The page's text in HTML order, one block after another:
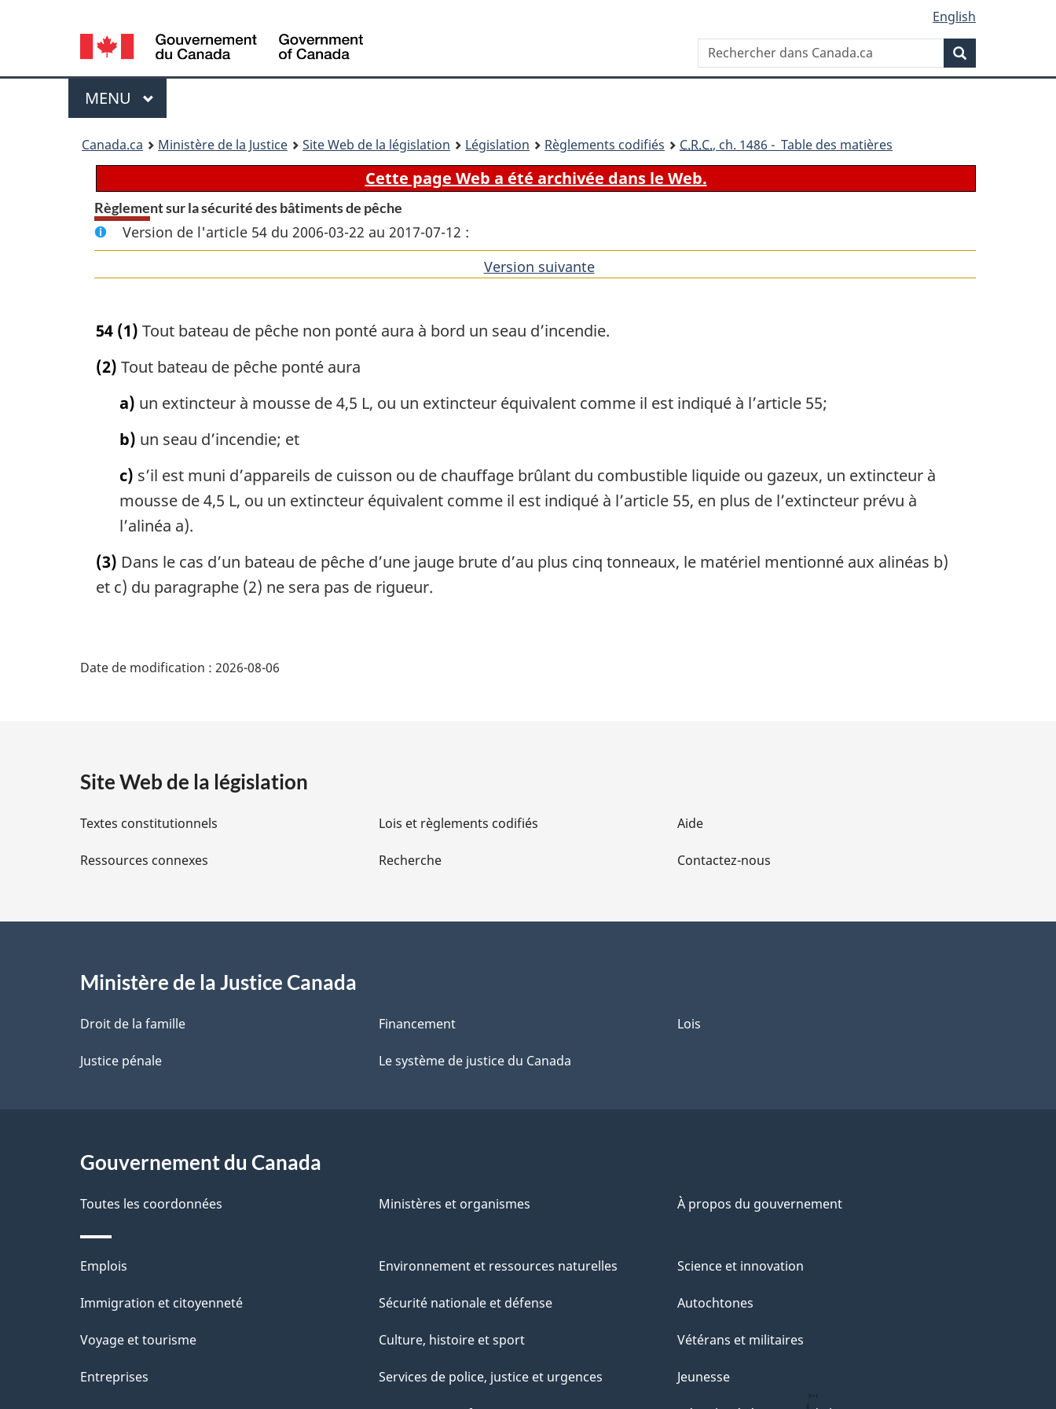
principal
À
site
version
Language
selection
English
Rechercher
dans
Canada.ca
Menu
MENU PRINCIPAL
Canada.ca Ministère de la Justice Site Web de la législation Législation Règlements codifiés C.R.C., ch. 1486 - Table des matières
Cette page Web a été archivée dans le Web.
Règlement sur la sécurité des bâtiments de pêche
Version de l'article 54 du 2006-03-22 au 2017-07-12 :
Version suivantede
54 (1) Tout bateau de pêche non ponté aura à bord un seau d’incendie.
(2) Tout bateau de pêche ponté aura
a) un extincteur à mousse de 4,5 L, ou un extincteur équivalent comme il est indiqué à l’article 55;
b) un seau d’incendie; et
c) s’il est muni d’appareils de cuisson ou de chauffage brûlant du combustible liquide ou gazeux, un extincteur à
mousse de 4,5 L, ou un extincteur équivalent comme il est indiqué à l’article 55, en plus de l’extincteur prévu à
l’alinéa a).
(3) Dans le cas d’un bateau de pêche d’une jauge brute d’au plus cinq tonneaux, le matériel mentionné aux alinéas b)
et c) du paragraphe (2) ne sera pas de rigueur.
i
l
s
l
a
p
e
Date de modification : 2026-08-06
Site Web de la législation
Textes constitutionnels
Ressources connexes
Lois et règlements codifiés
Recherche
Aide
Contactez-nous
Ministère de la Justice Canada
Droit de la famille
Justice pénale
Financement
Le système de justice du Canada
Lois
Gouvernement du Canada
Toutes les coordonnées Ministères et organismes À propos du gouvernement
Thèmes
et
Emplois
Immigration et citoyenneté
Voyage et tourisme
Entreprises
Environnement et ressources naturelles
Sécurité nationale et défense
Culture, histoire et sport
Services de police, justice et urgences
Science et innovation
Autochtones
Vétérans et militaires
Jeunesse